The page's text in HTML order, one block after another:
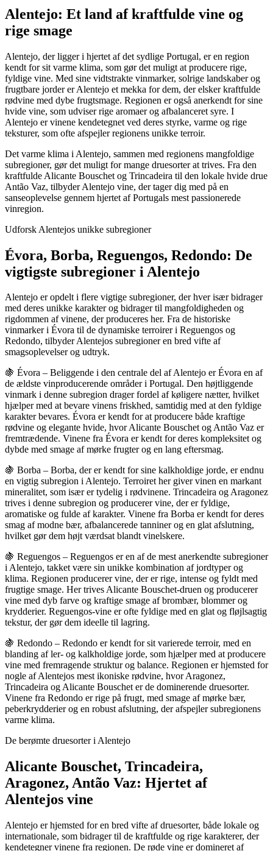
Alentejo: Et land af kraftfulde vine og
rige smage
Alentejo, der ligger i hjertet af det sydlige Portugal, er en region
kendt for sit varme klima, som gør det muligt at producere rige,
fyldige vine. Med sine vidtstrakte vinmarker, solrige landskaber og
frugtbare jorder er Alentejo et mekka for dem, der elsker kraftfulde
rødvine med dybe frugtsmage. Regionen er også anerkendt for sine
hvide vine, som udviser rige aromaer og afbalanceret syre. I
Alentejo er vinene kendetegnet ved deres styrke, varme og rige
teksturer, som ofte afspejler regionens unikke terroir.
Det varme klima i Alentejo, sammen med regionens mangfoldige
subregioner, gør det muligt for mange druesorter at trives. Fra den
kraftfulde Alicante Bouschet og Trincadeira til den lokale hvide drue
Antão Vaz, tilbyder Alentejo vine, der tager dig med på en
sanseoplevelse gennem hjertet af Portugals mest passionerede
vinregion.
Udforsk Alentejos unikke subregioner
Évora, Borba, Reguengos, Redondo: De
vigtigste subregioner i Alentejo
Alentejo er opdelt i flere vigtige subregioner, der hver især bidrager
med deres unikke karakter og bidrager til mangfoldigheden og
rigdommen af vinene, der produceres her. Fra de historiske
vinmarker i Évora til de dynamiske terroirer i Reguengos og
Redondo, tilbyder Alentejos subregioner en bred vifte af
smagsoplevelser og udtryk.
🍇 Évora – Beliggende i den centrale del af Alentejo er Évora en af
de ældste vinproducerende områder i Portugal. Den højtliggende
vinmark i denne subregion drager fordel af køligere nætter, hvilket
hjælper med at bevare vinens friskhed, samtidig med at den fyldige
karakter bevares. Évora er kendt for at producere både kraftige
rødvine og elegante hvide, hvor Alicante Bouschet og Antão Vaz er
fremtrædende. Vinene fra Évora er kendt for deres kompleksitet og
dybde med smage af mørke frugter og en lang eftersmag.
🍇 Borba – Borba, der er kendt for sine kalkholdige jorde, er endnu
en vigtig subregion i Alentejo. Terroiret her giver vinen en markant
mineralitet, som især er tydelig i rødvinene. Trincadeira og Aragonez
trives i denne subregion og producerer vine, der er fyldige,
aromatiske og fulde af karakter. Vinene fra Borba er kendt for deres
smag af modne bær, afbalancerede tanniner og en glat afslutning,
hvilket gør dem højt værdsat blandt vinelskere.
🍇 Reguengos – Reguengos er en af de mest anerkendte subregioner
i Alentejo, takket være sin unikke kombination af jordtyper og
klima. Regionen producerer vine, der er rige, intense og fyldt med
frugtige smage. Her trives Alicante Bouschet-druen og producerer
vine med dyb farve og kraftige smage af brombær, blommer og
krydderier. Reguengos-vine er ofte fyldige med en glat og fløjlsagtig
tekstur, der gør dem ideelle til lagring.
🍇 Redondo – Redondo er kendt for sit varierede terroir, med en
blanding af ler- og kalkholdige jorde, som hjælper med at producere
vine med fremragende struktur og balance. Regionen er hjemsted for
nogle af Alentejos mest ikoniske rødvine, hvor Aragonez,
Trincadeira og Alicante Bouschet er de dominerende druesorter.
Vinene fra Redondo er rige på frugt, med smage af mørke bær,
peberkrydderier og en robust afslutning, der afspejler subregionens
varme klima.
De berømte druesorter i Alentejo
Alicante Bouschet, Trincadeira,
Aragonez, Antão Vaz: Hjertet af
Alentejos vine
Alentejo er hjemsted for en bred vifte af druesorter, både lokale og
internationale, som bidrager til de kraftfulde og rige karakterer, der
kendetegner vinene fra regionen. De røde vine er domineret af